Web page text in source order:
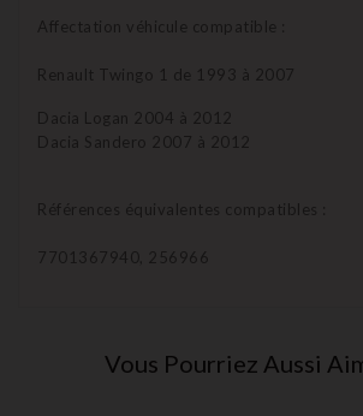
Affectation véhicule compatible :
Renault Twingo 1 de 1993 à 2007
Dacia Logan 2004 à 2012
Dacia Sandero 2007 à 2012
Références équivalentes compatibles :
7701367940, 256966
Vous Pourriez Aussi